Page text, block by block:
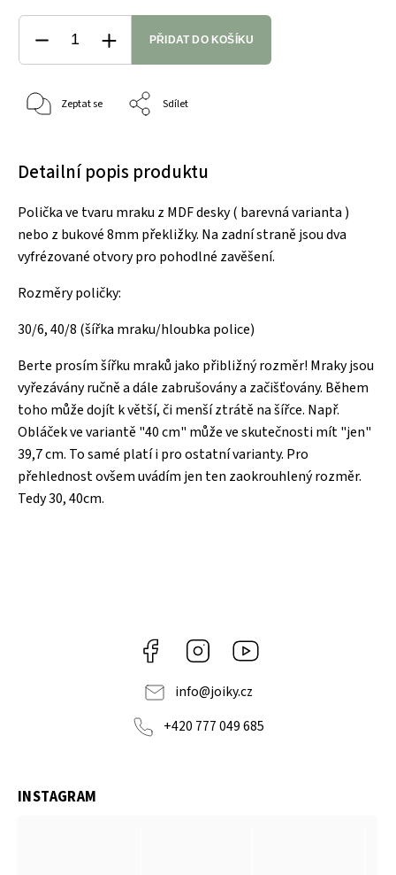
PŘIDAT DO KOŠÍKU
Zeptat se Sdílet
Detailní popis produktu
Polička ve tvaru mraku z MDF desky ( barevná varianta )
nebo z bukové 8mm překližky. Na zadní straně jsou dva
vyfrézované otvory pro pohodlné zavěšení.
Rozměry poličky:
30/6, 40/8 (šířka mraku/hloubka police)
Berte prosím šířku mraků jako přibližný rozměr! Mraky jsou
vyřezávány ručně a dále zabrušovány a začišťovány. Během
toho může dojít k větší, či menší ztrátě na šířce. Např.
Obláček ve variantě "40 cm" může ve skutečnosti mít "jen"
39,7 cm. To samé platí i pro ostatní varianty. Pro
přehlednost ovšem uvádím jen ten zaokrouhlený rozměr.
Tedy 30, 40cm.
Facebook Instagram
info@joiky.cz
+420 777 049 685
INSTAGRAM